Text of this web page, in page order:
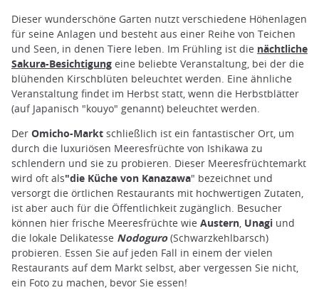
Dieser wunderschöne Garten nutzt verschiedene Höhenlagen
für seine Anlagen und besteht aus einer Reihe von Teichen
und Seen, in denen Tiere leben. Im Frühling ist die nächtliche
Sakura-Besichtigung eine beliebte Veranstaltung, bei der die
blühenden Kirschblüten beleuchtet werden. Eine ähnliche
Veranstaltung findet im Herbst statt, wenn die Herbstblätter
(auf Japanisch "kouyo" genannt) beleuchtet werden.
Der Omicho-Markt schließlich ist ein fantastischer Ort, um
durch die luxuriösen Meeresfrüchte von Ishikawa zu
schlendern und sie zu probieren. Dieser Meeresfrüchtemarkt
wird oft als"die Küche von Kanazawa" bezeichnet und
versorgt die örtlichen Restaurants mit hochwertigen Zutaten,
ist aber auch für die Öffentlichkeit zugänglich. Besucher
können hier frische Meeresfrüchte wie Austern, Unagi und
die lokale Delikatesse Nodoguro(Schwarzkehlbarsch)
probieren. Essen Sie auf jeden Fall in einem der vielen
Restaurants auf dem Markt selbst, aber vergessen Sie nicht,
ein Foto zu machen, bevor Sie essen!